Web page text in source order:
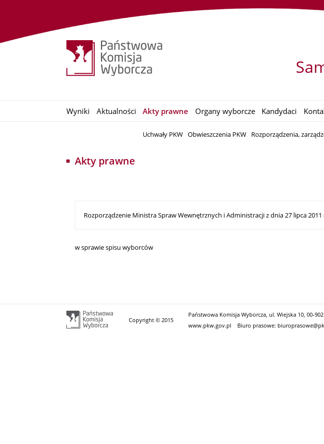
Wyniki Aktualności Akty prawne
Uchwały PKW Obwieszczenia PKW Rozporządzenia,
Organy wyborcze Kandydaci
Akty prawne
Rozporządzenie Ministra Spraw Wewnętrznych i Administracji z dnia 27 lipca 2011
w sprawie spisu wyborców
Copyright © 2015
Państwowa Komisja Wyborcza, ul. Wiejska 10, 00-
www.pkw.gov.pl Biuro prasowe: